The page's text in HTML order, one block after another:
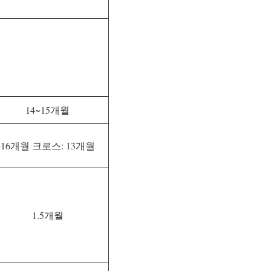
14~15개월
16개월 크로스: 13개월
1.5개월